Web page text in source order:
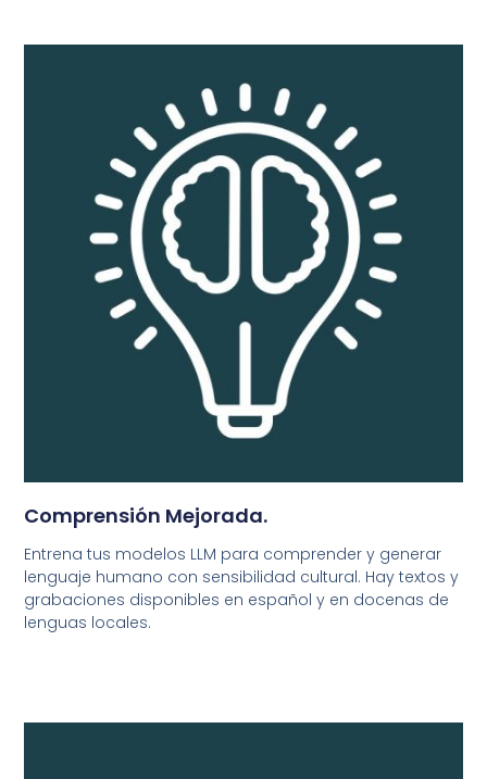
Comprensión Mejorada.
Entrena tus modelos LLM para comprender y generar
lenguaje humano con sensibilidad cultural. Hay textos y
grabaciones disponibles en español y en docenas de
lenguas locales.